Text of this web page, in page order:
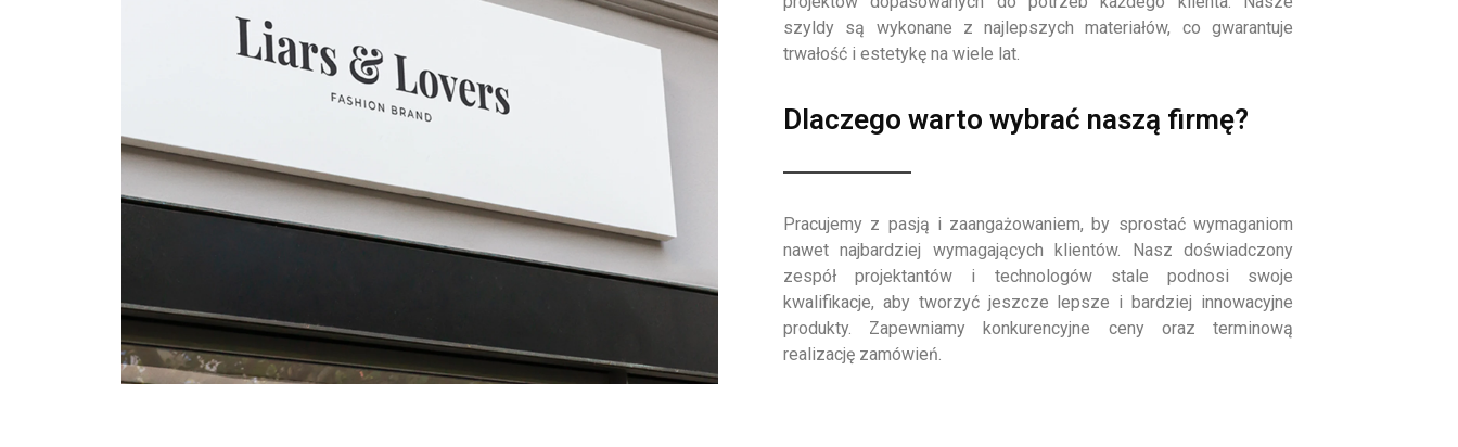
szyldy są wykonane z najlepszych materiałów, co gwarantuje
trwałość i estetykę na wiele lat.
Dlaczego warto wybrać naszą firmę?
Pracujemy z pasją i zaangażowaniem, by sprostać wymaganiom
nawet najbardziej wymagających klientów. Nasz doświadczony
zespół projektantów i technologów stale podnosi swoje
kwalifikacje, aby tworzyć jeszcze lepsze i bardziej innowacyjne
produkty. Zapewniamy konkurencyjne ceny oraz terminową
realizację zamówień.